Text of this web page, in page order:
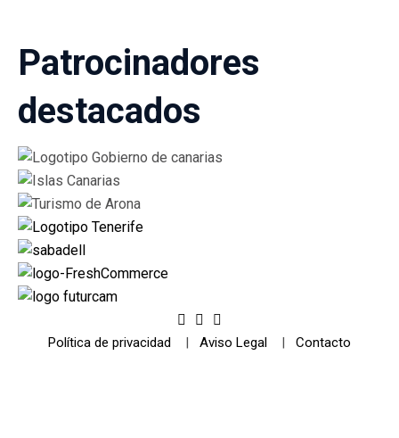
Patrocinadores
destacados
Política de privacidad | Aviso Legal | Contacto